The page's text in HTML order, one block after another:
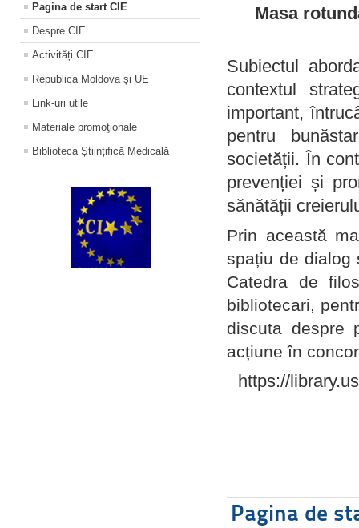
Pagina de start CIE
Despre CIE
Activități CIE
Republica Moldova și UE
Link-uri utile
Materiale promoţionale
Biblioteca Științifică Medicală
Masa
Subiectul
contextul
important,
pentru
societății. În
prevenției și
sănătății
Prin această
spațiu de dialog
Catedra de
bibliotecari,
discuta despre
acțiune în
https://
Pagina de